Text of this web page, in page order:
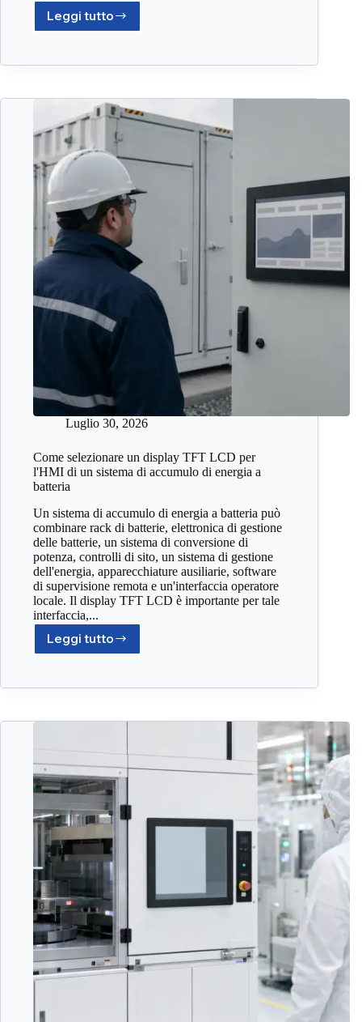
Leggi tutto
Luglio 30, 2026
Come selezionare un display TFT LCD per
l'HMI di un sistema di accumulo di energia a
batteria
Un sistema di accumulo di energia a batteria può
combinare rack di batterie, elettronica di gestione
delle batterie, un sistema di conversione di
potenza, controlli di sito, un sistema di gestione
dell'energia, apparecchiature ausiliarie, software
di supervisione remota e un'interfaccia operatore
locale. Il display TFT LCD è importante per tale
interfaccia,...
Leggi tutto